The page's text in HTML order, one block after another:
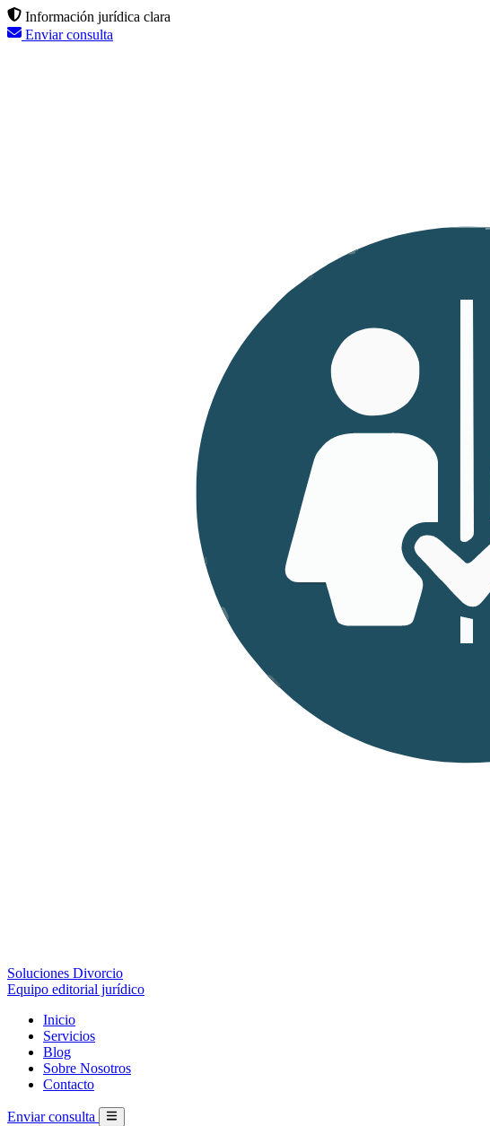
Información jurídica clara
Enviar consulta
Soluciones Divorcio
Equipo editorial jurídico
Inicio
Servicios
Blog
Sobre Nosotros
Contacto
Enviar consulta